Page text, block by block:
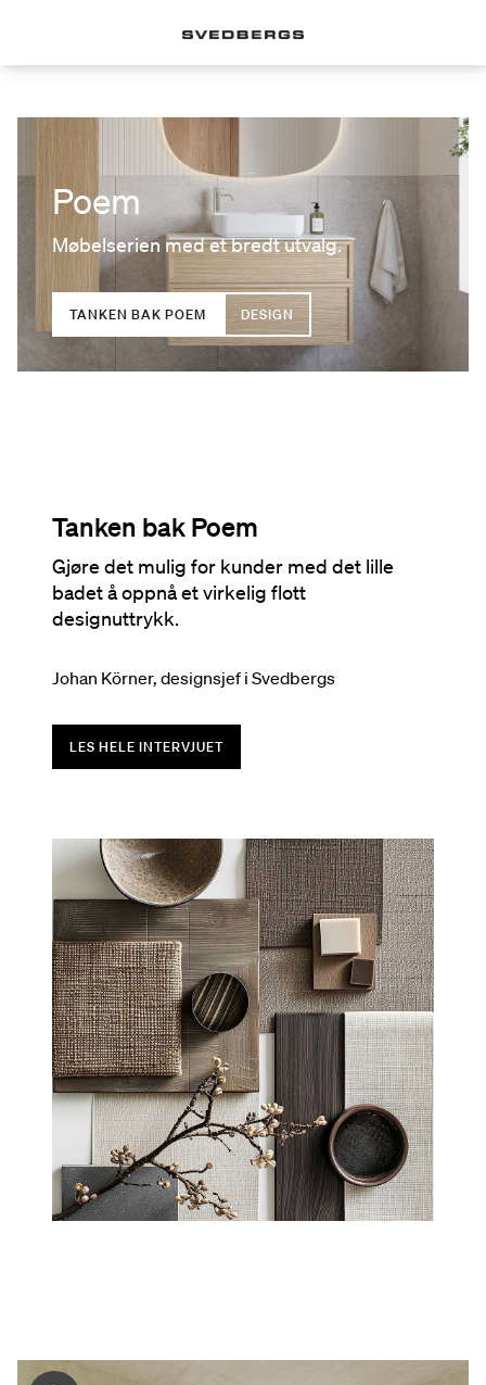
Poem
Møbelserien med et bredt utvalg.
TANKEN BAK POEM DESIGN
Tanken bak Poem
Gjøre det mulig for kunder med det lille
badet å oppnå et virkelig flott
designuttrykk.
Johan Körner, designsjef i Svedbergs
LES HELE INTERVJUET